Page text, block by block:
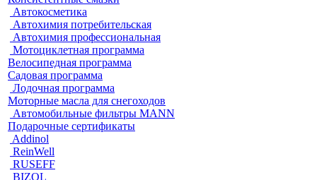
Автокосметика
Автохимия потребительская
Автохимия профессиональная
Мотоциклетная программа
Велосипедная программа
Садовая программа
Лодочная программа
Моторные масла для снегоходов
Автомобильные фильтры MANN
Подарочные сертификаты
Addinol
ReinWell
RUSEFF
BIZOL